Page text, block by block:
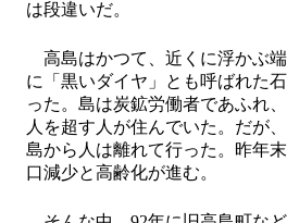
は段違いだ。
高島はかつて、近くに浮かぶ
に「黒いダイヤ」とも呼ばれた
った。島は炭鉱労働者であふれ
人を超す人が住んでいた。だが
島から人は離れて行った。昨年
口減少と高齢化が進む。